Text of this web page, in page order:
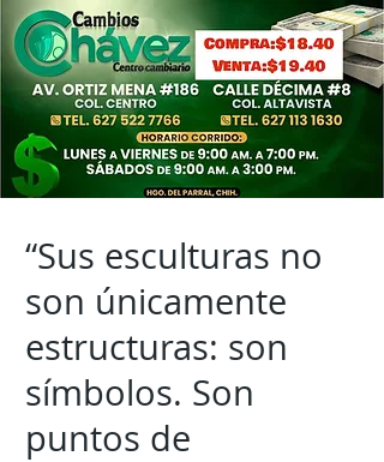
“Sus esculturas no
son únicamente
estructuras: son
símbolos. Son
puntos de